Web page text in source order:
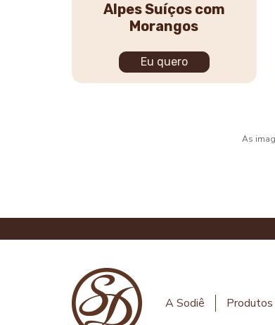
Alpes Suíços com
Morangos
Eu quero
As
A Sodiê Produtos